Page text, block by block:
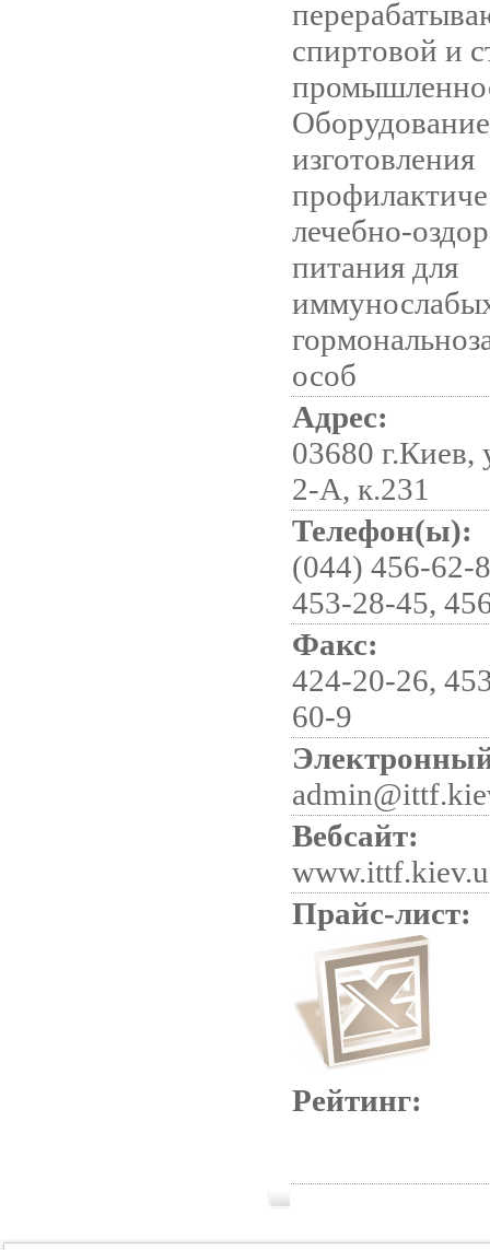
спиртовой и
изготовления
лечебно-
питания для
особ
Адрес:
03680 г.Киев,
2-А, к.231
Телефон(ы):
(044) 456-62-
453-28-45,
Факс:
424-20-26,
60-9
Вебсайт:
Прайс-лист:
Рейтинг: